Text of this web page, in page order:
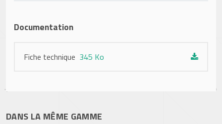
Documentation
Fiche technique 345 Ko
DANS LA MÊME GAMME